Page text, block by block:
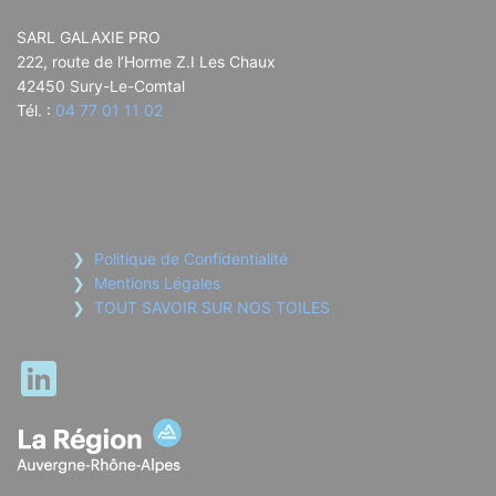
SARL GALAXIE PRO
222, route de l’Horme Z.I Les Chaux
42450 Sury-Le-Comtal
Tél. : 04 77 01 11 02
Politique de Confidentialité
Mentions Légales
TOUT SAVOIR SUR NOS TOILES